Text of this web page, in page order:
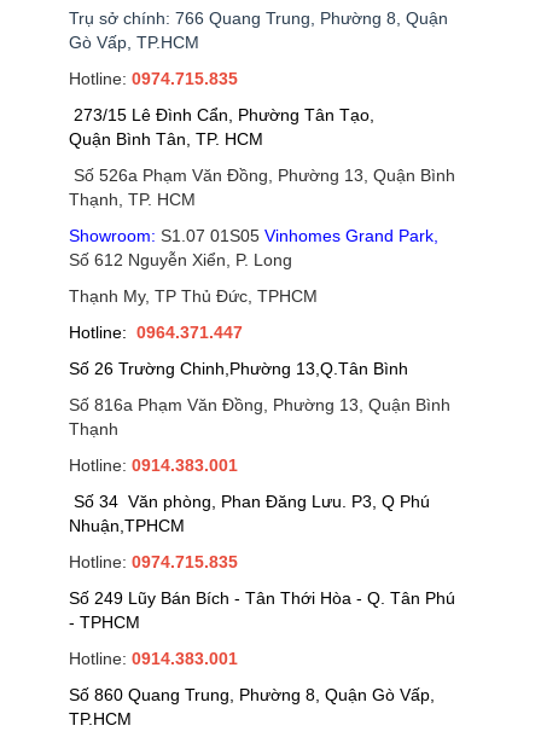
Trụ sở chính: 766 Quang Trung, Phường 8, Quận
Gò Vấp, TP.HCM
Hotline: 0974.715.835
273/15 Lê Đình Cẩn, Phường Tân Tạo,
Quận Bình Tân, TP. HCM
Số 526a Phạm Văn Đồng, Phường 13, Quận Bình
Thạnh, TP. HCM
Showroom: S1.07 01S05 Vinhomes Grand Park
Số 612 Nguyễn Xiển, P. Long
Thạnh My, TP Thủ Đức, TPHCM
Hotline: 0964.371.447
Số 26 Trường Chinh,Phường 13,Q.Tân Bình
Số 816a Phạm Văn Đồng, Phường 13, Quận Bình
Thạnh
Hotline: 0914.383.001
Số 34 Văn phòng, Phan Đăng Lưu. P3, Q Phú
Nhuận,TPHCM
Hotline: 0974.715.835
Số 249 Lũy Bán Bích - Tân Thới Hòa - Q. Tân Phú
- TPHCM
Hotline: 0914.383.001
Số 860 Quang Trung, Phường 8, Quận Gò Vấp,
TP.HCM